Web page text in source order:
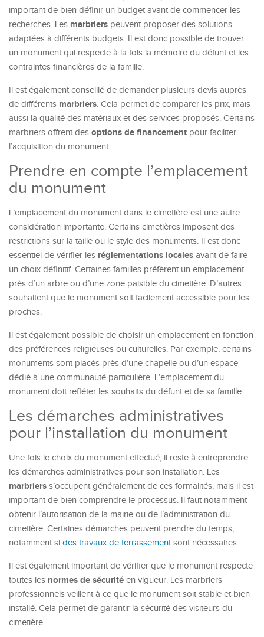
important de bien définir un budget avant de commencer les
recherches. Les marbriers peuvent proposer des solutions
adaptées à différents budgets. Il est donc possible de trouver
un monument qui respecte à la fois la mémoire du défunt et les
contraintes financières de la famille.
Il est également conseillé de demander plusieurs devis auprès
de différents marbriers. Cela permet de comparer les prix, mais
aussi la qualité des matériaux et des services proposés. Certains
marbriers offrent des options de financement pour faciliter
l’acquisition du monument.
Prendre en compte l’emplacement
du monument
L’emplacement du monument dans le cimetière est une autre
considération importante. Certains cimetières imposent des
restrictions sur la taille ou le style des monuments. Il est donc
essentiel de vérifier les réglementations locales avant de faire
un choix définitif. Certaines familles préfèrent un emplacement
près d’un arbre ou d’une zone paisible du cimetière. D’autres
souhaitent que le monument soit facilement accessible pour les
proches.
Il est également possible de choisir un emplacement en fonction
des préférences religieuses ou culturelles. Par exemple, certains
monuments sont placés près d’une chapelle ou d’un espace
dédié à une communauté particulière. L’emplacement du
monument doit refléter les souhaits du défunt et de sa famille.
Les démarches administratives
pour l’installation du monument
Une fois le choix du monument effectué, il reste à entreprendre
les démarches administratives pour son installation. Les
marbriers s’occupent généralement de ces formalités, mais il est
important de bien comprendre le processus. Il faut notamment
obtenir l’autorisation de la mairie ou de l’administration du
cimetière. Certaines démarches peuvent prendre du temps,
notamment si des travaux de terrassementsont nécessaires.
Il est également important de vérifier que le monument respecte
toutes les normes de sécurité en vigueur. Les marbriers
professionnels veillent à ce que le monument soit stable et bien
installé. Cela permet de garantir la sécurité des visiteurs du
cimetière.